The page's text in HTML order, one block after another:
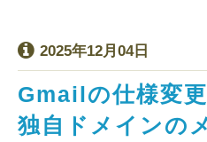
2025年12月04日
Gmailの仕様変
独自ドメインの